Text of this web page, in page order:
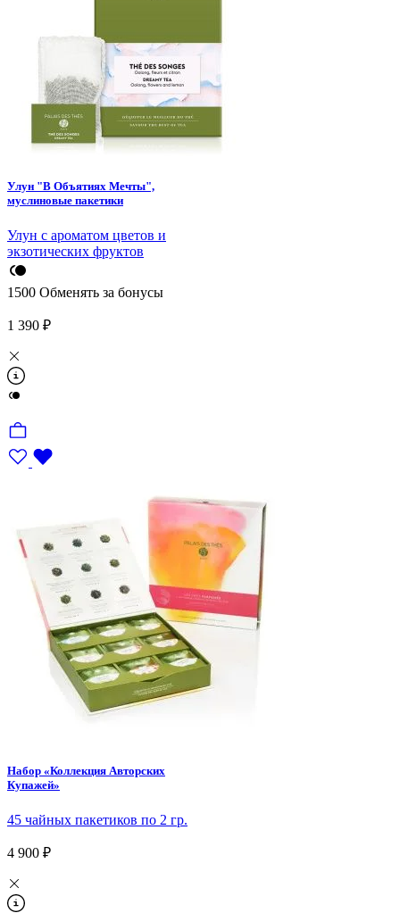
Улун "В Объятиях Мечты",
муслиновые пакетики
Улун с ароматом цветов и
экзотических фруктов
1500 Обменять за бонусы
1 390 ₽
Набор «Коллекция Авторских
Купажей»
45 чайных пакетиков по 2 гр.
4 900 ₽